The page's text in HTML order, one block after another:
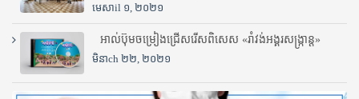
មេសាil ១, ២០២១
អាល់ប៊ុមចម្រៀងជ្រើសរើសពិសេស «រាំវង់អង្គរសង្ក្រាន្ត»
មិនាch ២២, ២០២១